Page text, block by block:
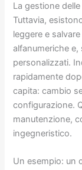
La gestione
Tuttavia,
leggere e
alfanumeriche
personalizzati.
rapidamente
capita: cambio
configurazione.
manutenzione,
ingegneristico.
Un esempio: un